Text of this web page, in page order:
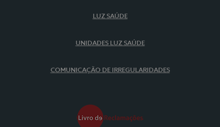
LUZ SAÚDE
UNIDADES LUZ SAÚDE
COMUNICAÇÃO DE IRREGULARIDADES